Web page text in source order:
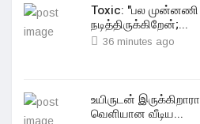
Toxic: "பல முன்னணி
நடித்திருக்கிறேன்;...
36 minutes ago
உயிருடன்
வெளியான வீடிய...